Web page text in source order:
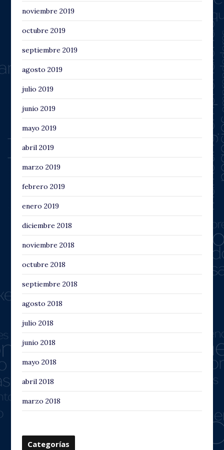
noviembre 2019
octubre 2019
septiembre 2019
agosto 2019
julio 2019
junio 2019
mayo 2019
abril 2019
marzo 2019
febrero 2019
enero 2019
diciembre 2018
noviembre 2018
octubre 2018
septiembre 2018
agosto 2018
julio 2018
junio 2018
mayo 2018
abril 2018
marzo 2018
Categorías